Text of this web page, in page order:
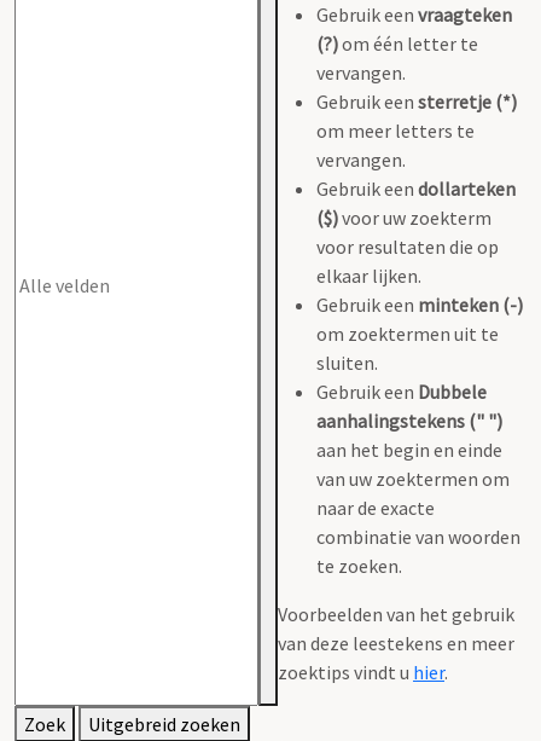
Gebruik een vraagteken
(?)om één letter te
vervangen.
Gebruik een sterretje (*)
om meer letters te
vervangen.
Gebruik een dollarteken
($)voor uw zoekterm
voor resultaten die op
elkaar lijken.
Gebruik een minteken (-)
om zoektermen uit te
sluiten.
Gebruik een Dubbele
aanhalingstekens (" ")
aan het begin en einde
van uw zoektermen om
naar de exacte
combinatie van woorden
te zoeken.
Voorbeelden van het gebruik
van deze leestekens en meer
zoektips vindt u hier.
Zoek
Uitgebreid zoeken